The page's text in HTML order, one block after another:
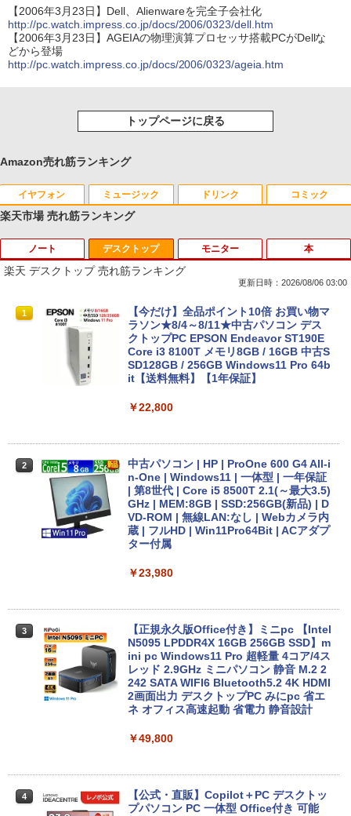
【2006年3月23日】Dell、Alienwareを完全子会社化
http://pc.watch.impress.co.jp/docs/2006/0323/dell.htm
【2006年3月23日】AGEIAの物理演算プロセッサ搭載PCがDellな
どから登場
http://pc.watch.impress.co.jp/docs/2006/0323/ageia.htm
トップページに戻る
Amazon売れ筋ランキング
イヤフォン
Anker Soundcore P40i オフホワイト
￥5,990
Anker Soundcore P31i ブラック
￥4,990
ラック
￥14,990
【2026年アップグレード版】AOKIMI ワイヤ
軽量 ブルートゥースHi-Fi 最大36時間再生 ぶ
学/WEB会議(ホワイト)
￥1,964
Xiaomi シャオミ REDMI Buds 8 Lite ワイヤ
レスイヤホン Bluetooth 5.4 ノイズキャンセ
ミュージック
BRUCE WAYNE feat. Flo Milli, ATL Jacob
[Explicit]
BRUCE WAYNE feat. Flo Milli, ATL Jacob
[Explicit]
￥250
BUGS LIFE
￥250
On My Road (Stadium ver.)
￥250
ドリンク
【Amazon.co.jp限定】 い・ろ・は・す 2L P
ET ラベルレス ×8本
by Amazon 天然水 ラベルレス 500ml ×24本
富士山の天然水 バナジウム含有 水 ミネラル
ウォーター ペットボトル 静岡県産 500ミリリ
by Amazon 天然水ラベルレス 2L×9本
￥1,117
強炭酸水 ペットボトル 500ミリリットル (Sm
コカ・コーラ やかんの麦茶 from 爽健美茶 ラ
ベルレス 650mlPET×24本
￥1,653
コミック
薬屋のひとりごと 17巻 (デジタル版ビッグガ
ンガンコミックス)
異世界居酒屋「のぶ」(22) (角川コミックス・
エース)
コミックスDIGITAL)
￥572
スーパーの裏でヤニ吸うふたり 9巻 (デジタル
ONE PIECE モノクロ版 115 (ジャンプコミッ
クスDIGITAL)
￥594
楽天市場 売れ筋ランキング
ノート
1
2025福袋 数量限定 ノートパソコン 富士
通 NEC DELL 等Core i5 超高速新品SSD
256GB メモリ8GB WIFI Bluetooth 15.6
インチ大画面 中古パソコン アウトレット
Polaris Office付き Win10/Win11選べる!
送料無料 中古ノートパソコン 期限限定
【マラソンセール期間中ポイント5倍】中
古ノートパソコン 第11世代 Core i5 メモ
リ16GB M.2 SSD256GB 13.3インチ フ
ルHD ノングレア Webカメラ 無線LAN
Wi-Fi Bluetooth Windows11 東芝 dyna
book G83/HS 初期設定済 すぐ使える 90
【新品】【楽天1位！】ノートパソコン
新品第13世代CPU搭載ノートPC Office
付きノートパソコン 初心者向け Window
s11 初期設定済 Webカメラ zoom 日本語
キーボード 14.1型 Intel Celeron メモリ
8GB SSD1TB(最大) 大容量バッテリービ
本日10倍！高性能第10世代Core i7-1061
デスクトップ
楽天 デスクトップ 売れ筋ランキング
更新日時：2026/08/06 03:00
1
【今だけ】全品ポイント10倍 お買い物マ
ラソン★8/4～8/11★中古パソコン デス
クトップPC EPSON Endeavor ST190E
Core i3 8100T メモリ8GB / 16GB 中古S
SD128GB / 256GB Windows11 Pro 64b
it【送料無料】【1年保証】
￥22,800
2
中古パソコン | HP | ProOne 600 G4 All-i
n-One | Windows11 | 一体型 | 一年保証
| 第8世代 | Core i5 8500T 2.1(～最大3.5)
GHz | MEM:8GB | SSD:256GB(新品) | D
VD-ROM | 無線LAN:なし | Webカメラ内
蔵 | フルHD | Win11Pro64Bit | ACアダプ
ター付属
￥23,980
3
【正規永久版Office付き】ミニpc 【Intel
N5095 LPDDR4X 16GB 256GB SSD】m
ini pc Windows11 Pro 超軽量 4コア/4ス
レッド 2.9GHz ミニパソコン 静音 M.2 2
242 SATA WIFI6 Bluetooth5.2 4K HDMI
2画面出力 デスクトップPC みにpc 省エ
ネ オフィス高速起動 省電力 静音設計
￥49,800
4
【公式・直販】Copilot＋PC デスクトッ
プパソコン PC 一体型 Office付き 可能
モニター 本